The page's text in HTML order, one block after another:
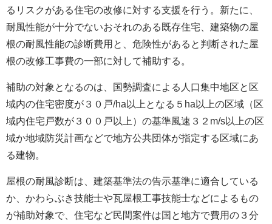
るリスクがある住宅の改修に対する支援を行う。新たに、
耐風性能が十分でないおそれのある既存住宅、建築物の屋
根の耐風性能の診断費用と、危険性があると判断された屋
根の改修工事費の一部に対して補助する。
補助の対象となるのは、国勢調査による人口集中地区と区
域内の住宅密度が３０戸/ha以上となる５ha以上の区域（区
域内住宅戸数が３００戸以上）の基準風速３２m/s以上の区
域か地域防災計画などで地方公共団体が指定する区域にあ
る建物。
屋根の耐風診断は、建築基準法の告示基準に適合している
か、かわらぶき技能士や瓦屋根工事技能士などによるもの
が補助対象で、住宅など民間案件は国と地方で費用の３分